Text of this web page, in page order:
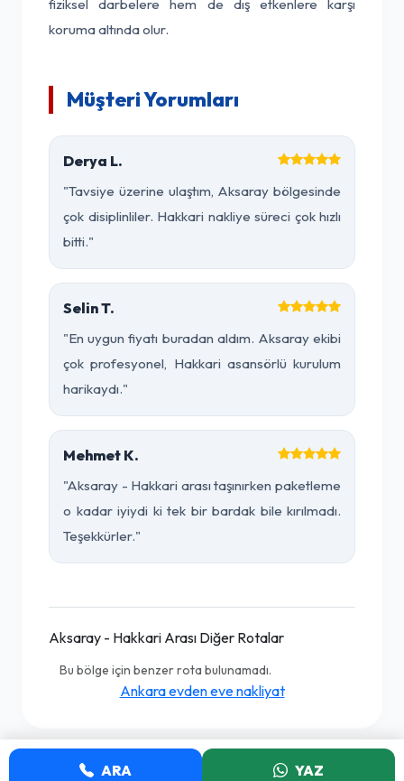
fiziksel darbelere hem de dış etkenlere karşı
koruma altında olur.
Müşteri Yorumları
Derya L.
"Tavsiye üzerine ulaştım, Aksaray bölgesinde
çok disiplinliler. Hakkari nakliye süreci çok hızlı
bitti."
Selin T.
"En uygun fiyatı buradan aldım. Aksaray ekibi
çok profesyonel, Hakkari asansörlü kurulum
harikaydı."
Mehmet K.
"Aksaray - Hakkari arası taşınırken paketleme
o kadar iyiydi ki tek bir bardak bile kırılmadı.
Teşekkürler."
Aksaray - Hakkari Arası Diğer Rotalar
Bu bölge için benzer rota bulunamadı.
Ankara evden eve nakliyat
ARA YAZ